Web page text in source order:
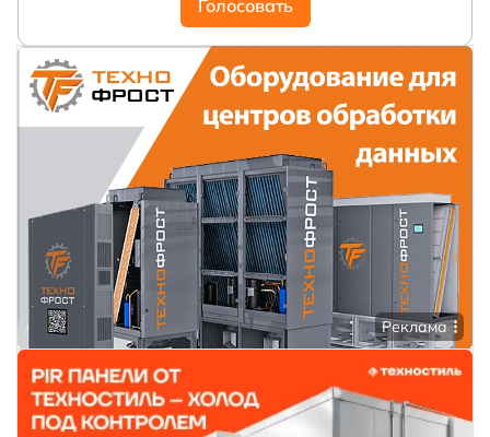
Голосовать
Реклама